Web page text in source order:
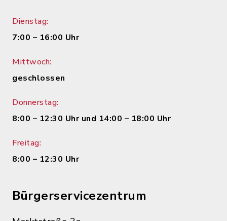
Dienstag:
7:00 – 16:00 Uhr
Mittwoch:
geschlossen
Donnerstag:
8:00 – 12:30 Uhr und 14:00 – 18:00 Uhr
Freitag:
8:00 – 12:30 Uhr
Bürgerservicezentrum